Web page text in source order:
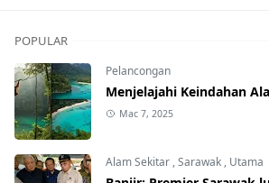
POPULAR
Pelancongan
Menjelajahi Keindahan
Mac 7, 2025
Alam Sekitar ,Sarawak , Utama